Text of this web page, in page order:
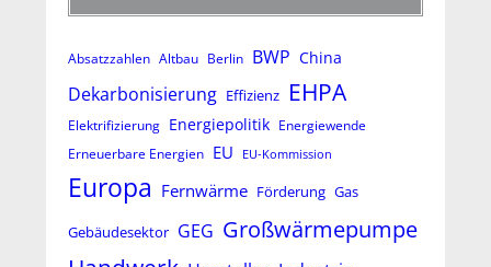
Absatzzahlen Altbau Berlin BWP China
Dekarbonisierung Effizienz EHPA
Elektrifizierung Energiepolitik Energiewende
Erneuerbare Energien EU EU-Kommission
Europa Fernwärme Förderung Gas
Gebäudesektor GEG Großwärmepumpe